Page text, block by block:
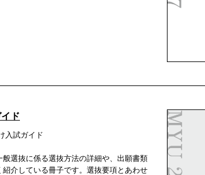
ド
入試ガイド
選抜に係る選抜方法の詳細や、出願書類
介している冊子です。選抜要項とあわせ